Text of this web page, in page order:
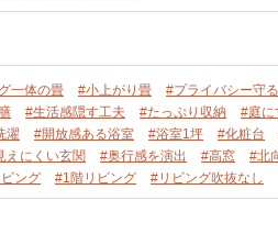
一体の畳 #小上がり畳 #プライバシー守る
#生活感隠す工夫 #たっぷり収納 #庭に
濯 #開放感ある浴室 #浴室1坪 #化粧台
えにくい玄関 #奥行感を演出 #高窓 #北
ング #1階リビング #リビング吹抜なし